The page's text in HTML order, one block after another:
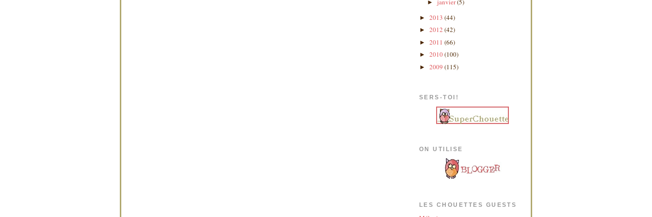
► janvier(5)
► 2013 (44)
► 2012 (42)
► 2011 (66)
► 2010(100)
► 2009 (115)
SERS-TOI!
ON UTILISE
LES CHOUETTES GUESTS